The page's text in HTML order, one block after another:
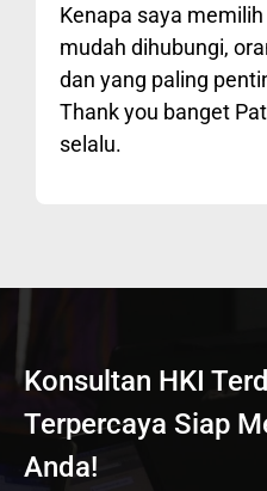
Kenapa saya
mudah dihubungi,
dan yang paling
Thank you banget
selalu.
Konsultan HKI
Terpercaya Siap
Anda!